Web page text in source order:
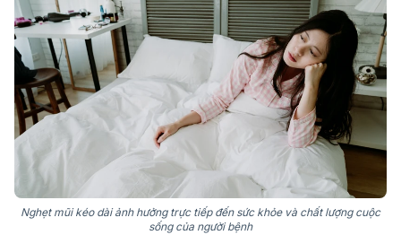
Nghẹt mũi kéo dài ảnh hưởng trực tiếp đến sức khỏe và chất lượng cuộc
sống của người bệnh